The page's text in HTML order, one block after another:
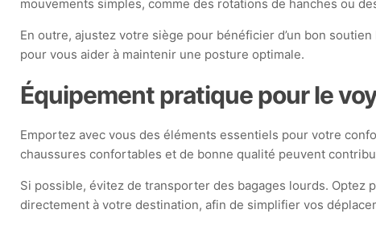
mouvements simples, comme des rotations de hanches ou
En outre, ajustez votre siège pour bénéficier d’un bon
pour vous aider à maintenir une posture optimale.
Équipement pratique pour le
Emportez avec vous des éléments essentiels pour votre
chaussures confortables et de bonne qualité peuvent
Si possible, évitez de transporter des bagages lourds. Optez
directement à votre destination, afin de simplifier vos